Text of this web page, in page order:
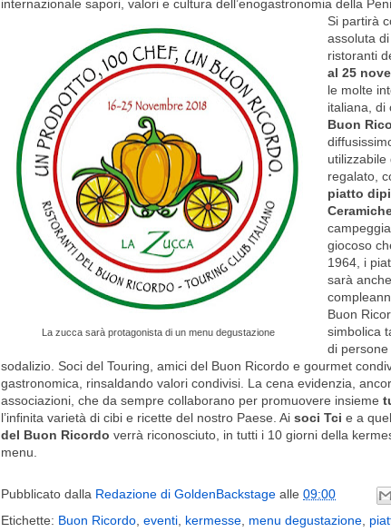
internazionale sapori, valori e cultura dell’enogastronomia della
La zucca sarà protagonista di un menu degustazione
Si partirà
assoluta
ristoranti
al 25
le molte
italiana, di
Buon
utilizzabile
regalato,
piatto
giocoso
1964, i
sarà
Buon
simbolica
di
sodalizio. Soci del Touring, amici del Buon Ricordo e gourmet
gastronomica, rinsaldando valori condivisi. La cena evidenzia,
associazioni, che da sempre collaborano per promuovere insieme
l’infinita varietà di cibi e ricette del nostro Paese. Ai soci Tci e a
del Buon Ricordo verrà riconosciuto, in tutti i 10 giorni della
menu.
Pubblicato dalla Redazione di GoldenBackstage alle 09:00
Etichette: Buon Ricordo, eventi, kermesse, menu degustazione,